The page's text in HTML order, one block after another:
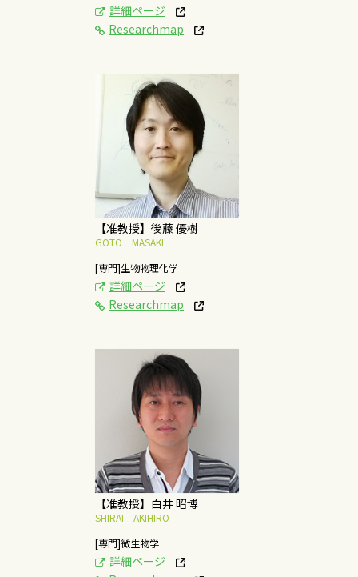
詳細ページ
Researchmap
[研究テーマ]
脂質・界面活性剤二重
膜の高圧物性
概要はこちら
【准教授】後藤 優樹
GOTO MASAKI
[専門]生物物理化学
詳細ページ
Researchmap
[研究テーマ]
光反応を利用した微生
物制御技術の構築
概要はこちら
【准教授】白井 昭博
SHIRAI AKIHIRO
[専門]微生物学
詳細ページ